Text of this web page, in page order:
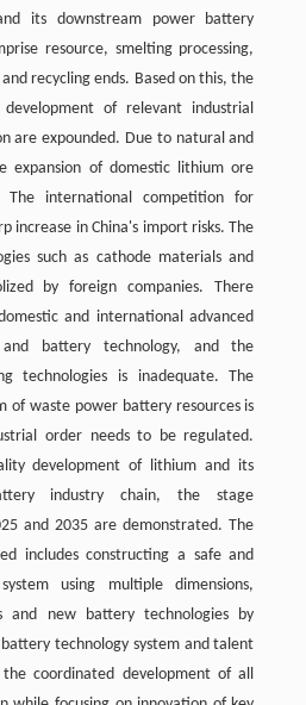
its downstream power battery
resource, smelting processing,
recycling ends. Based on this, the
of relevant industrial
are expounded. Due to natural and
expansion of domestic lithium ore
The international competition for
increase in China's import risks. The
such as cathode materials and
by foreign companies. There
and international advanced
battery technology, and the
technologies is inadequate. The
of waste power battery resources is
order needs to be regulated.
development of lithium and its
industry chain, the stage
and 2035 are demonstrated. The
includes constructing a safe and
using multiple dimensions,
and new battery technologies by
technology system and talent
coordinated development of all